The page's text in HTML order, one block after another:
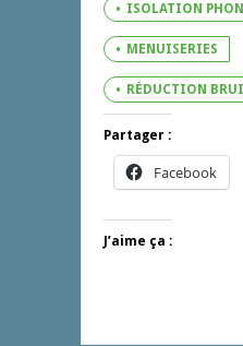
ISOLATION
MENUISERIES
RÉDUCTION
Partager :
Facebook
J’aime ça :